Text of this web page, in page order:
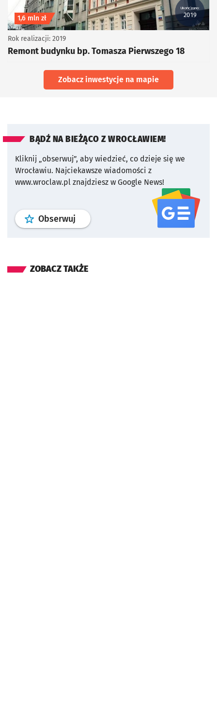
Ukończono:
2019
Koszt inwestycji
1,6 mln zł
Remont budynku bp. Tomasza Pierwszego 18
Rok realizacji: 2019
Zobacz inwestycje na mapie
BĄDŹ NA BIEŻĄCO Z WROCŁAWIEM!
Kliknij „obserwuj”, aby wiedzieć, co dzieje się we
Wrocławiu. Najciekawsze wiadomości z
www.wroclaw.pl znajdziesz w Google News!
Obserwuj profil serwisu
ZOBACZ TAKŻE